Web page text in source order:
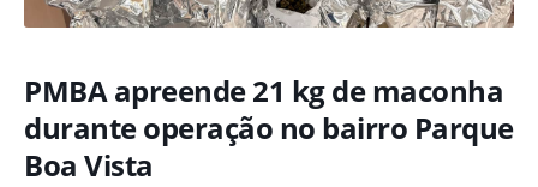
PMBA apreende 21 kg de maconha
durante operação no bairro Parque
Boa Vista